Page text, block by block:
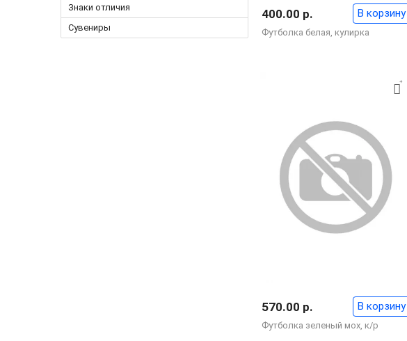
Знаки отличия
Сувениры
Футболка белая, кулирка
400.00 р. В корзину
Футболка зеленый мох, к/р
570.00 р. В корзину